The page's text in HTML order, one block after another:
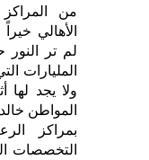
من المراكز
الأهالي
لم تر
المليارات
ولا يجد لها
المواطن
بمراكز
التخصصات